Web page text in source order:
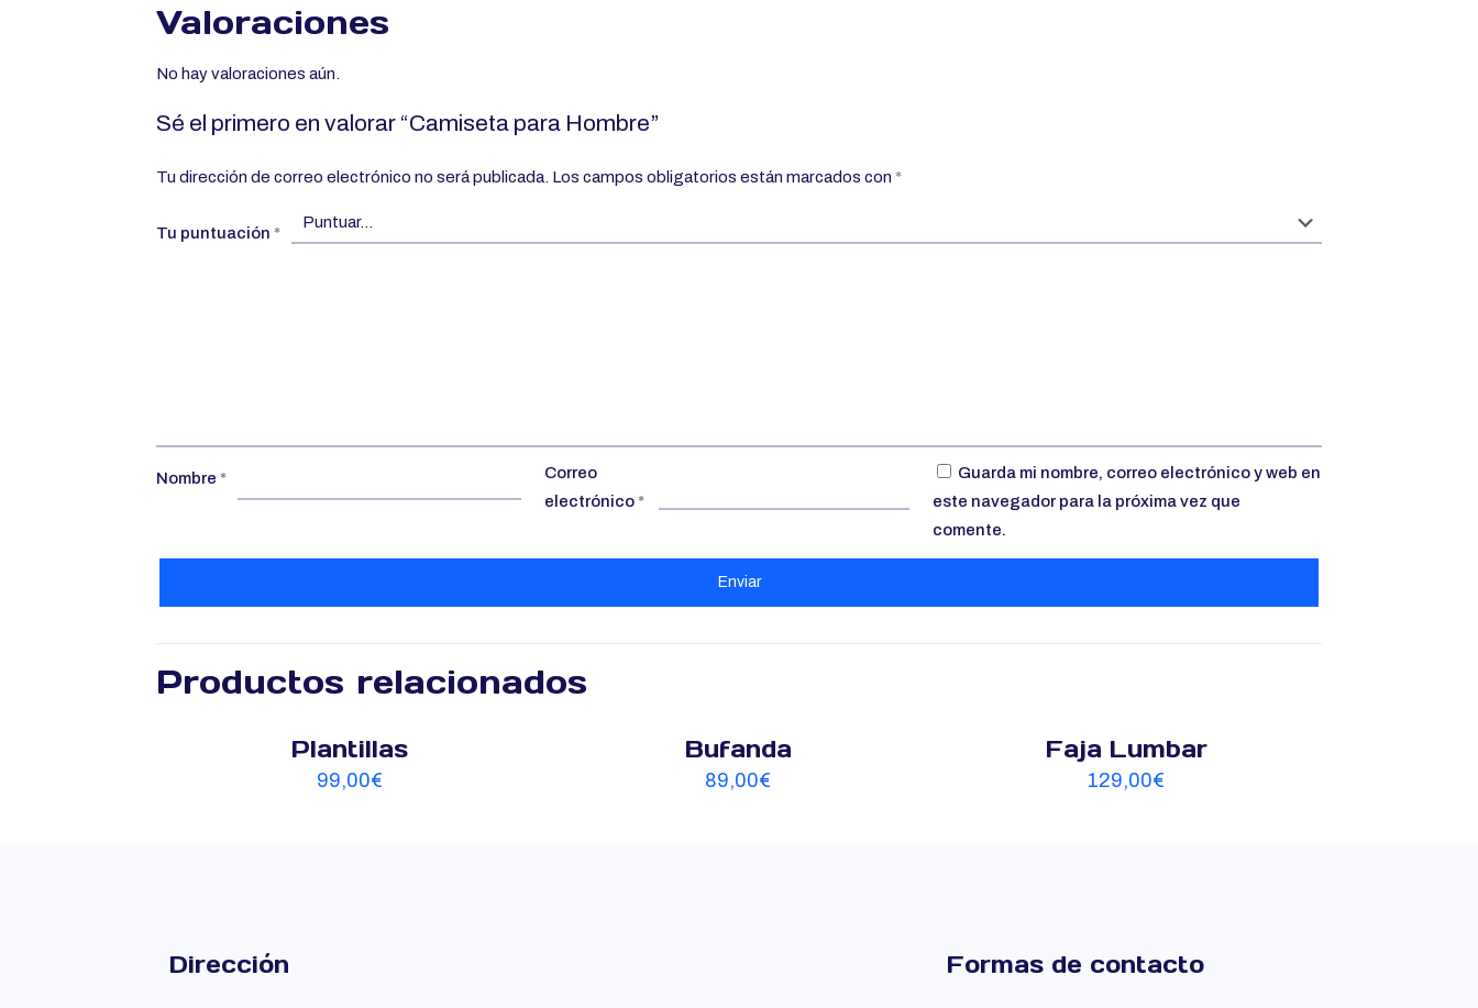
Valoraciones
No hay valoraciones aún.
Sé el primero en valorar “Camiseta para Hombre”
Tu dirección de correo electrónico no será publicada. Los campos obligatorios están marcados con *
Tu puntuación *
Nombre *
Correo
electrónico*
Guarda mi nombre, correo electrónico y web en
este navegador para la próxima vez que
comente.
Productos relacionados
Plantillas
99,00€
Bufanda
89,00€
Faja Lumbar
129,00€
Dirección Formas de contacto